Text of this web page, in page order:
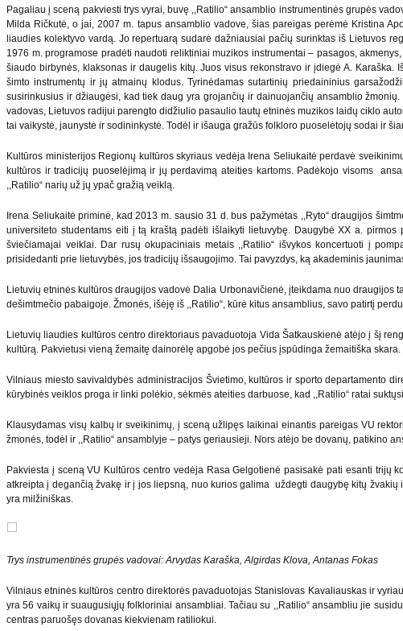
Pagaliau į sceną pakviesti trys vyrai, buvę ,,Ratilio“ ansamblio instrumentinės grupės
Milda Ričkutė, o jai, 2007 m. tapus ansamblio vadove, šias pareigas perėmė Kristina
liaudies kolektyvo vardą. Jo repertuarą sudarė dažniausiai pačių surinktas iš Lietuvos
1976 m. programose pradėti naudoti reliktiniai muzikos instrumentai – pasagos,
šiaudo birbynės, klaksonas ir daugelis kitų. Juos visus rekonstravo ir įdiegė A.
šimto instrumentų ir jų atmainų klodus. Tyrinėdamas sutartinių priedaininius
susirinkusius ir džiaugėsi, kad tiek daug yra grojančių ir dainuojančių ansamblio
vadovas, Lietuvos radijui parengto didžiulio pasaulio tautų etninės muzikos laidų ciklo
tai vaikystė, jaunystė ir sodininkystė. Todėl ir išauga gražūs folkloro puoselėtojų sodai ir
Kultūros ministerijos Regionų kultūros skyriaus vedėja Irena Seliukaitė perdavė
kultūros ir tradicijų puoselėjimą ir jų perdavimą ateities kartoms. Padėkojo visoms
,,Ratilio“ narių už jų ypač gražią veiklą.
Irena Seliukaitė priminė, kad 2013 m. sausio 31 d. bus pažymėtas ,,Ryto“ draugijos
universiteto studentams eiti į tą kraštą padėti išlaikyti lietuvybę. Daugybė XX a.
šviečiamajai veiklai. Dar rusų okupaciniais metais ,,Ratilio“ išvykos koncertuoti į
prisidedanti prie lietuvybės, jos tradicijų išsaugojimo. Tai pavyzdys, ką akademinis
Lietuvių etninės kultūros draugijos vadovė Dalia Urbonavičienė, įteikdama nuo
dešimtmečio pabaigoje. Žmonės, išėję iš ,,Ratilio“, kūrė kitus ansamblius, savo patirtį
Lietuvių liaudies kultūros centro direktoriaus pavaduotoja Vida Šatkauskienė atėjo į šį
kultūrą. Pakvietusi vieną žemaitę dainorėlę apgobė jos pečius įspūdinga žemaitiška skara.
Vilniaus miesto savivaldybės administracijos Švietimo, kultūros ir sporto departamento
kūrybinės veiklos proga ir linki polėkio, sėkmės ateities darbuose, kad ,,Ratilio“ ratai
Klausydamas visų kalbų ir sveikinimų, į sceną užlipęs laikinai einantis pareigas VU
žmonės, todėl ir ,,Ratilio“ ansamblyje – patys geriausieji. Nors atėjo be dovanų,
Pakviesta į sceną VU Kultūros centro vedėja Rasa Gelgotienė pasisakė pati esanti
atkreipta į degančią žvakę ir į jos liepsną, nuo kurios galima uždegti daugybę kitų
yra milžiniškas.
Trys instrumentinės grupės vadovai: Arvydas Karaška, Algirdas Klova, Antanas Fokas
Vilniaus etninės kultūros centro direktorės pavaduotojas Stanislovas Kavaliauskas ir
yra 56 vaikų ir suaugusiųjų folkloriniai ansambliai. Tačiau su ,,Ratilio“ ansambliu jie
centras paruošęs dovanas kiekvienam ratiliokui.